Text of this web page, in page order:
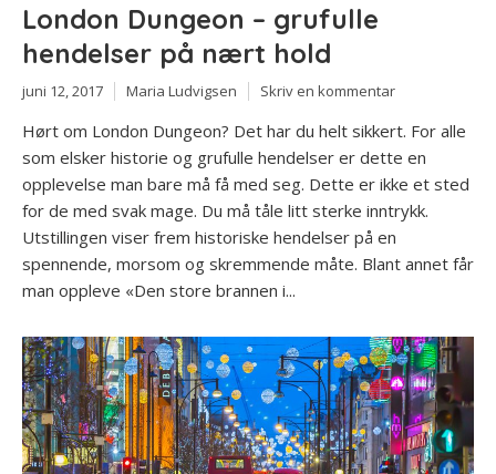
London Dungeon – grufulle
hendelser på nært hold
juni 12, 2017 Maria Ludvigsen Skriv en kommentar
Hørt om London Dungeon? Det har du helt sikkert. For alle
som elsker historie og grufulle hendelser er dette en
opplevelse man bare må få med seg. Dette er ikke et sted
for de med svak mage. Du må tåle litt sterke inntrykk.
Utstillingen viser frem historiske hendelser på en
spennende, morsom og skremmende måte. Blant annet får
man oppleve «Den store brannen i...